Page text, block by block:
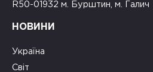
R50-01932 м. Бурштин, м. Галич
НОВИНИ
Україна
Світ